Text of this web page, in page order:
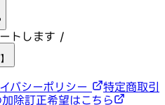
トします /
バシーポリシー
特定商取引
除訂正希望はこちら